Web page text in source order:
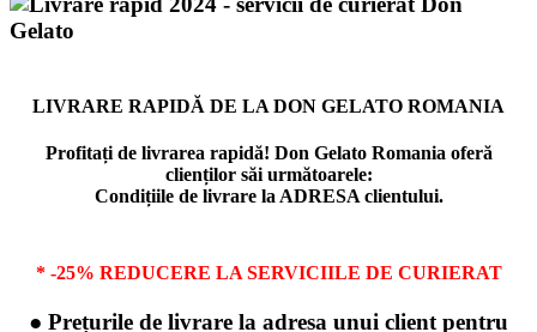
LIVRARE RAPIDĂ DE LA DON GELATO ROMANIA
Profitați de livrarea rapidă! Don Gelato Romania oferă
clienților săi următoarele:
Condițiile de livrare la ADRESA clientului.
* -25% REDUCERE LA SERVICIILE DE CURIERAT
● Prețurile de livrare la adresa unui client pentru